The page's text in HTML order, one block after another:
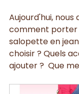
Aujourd'hui, nous
comment porter
salopette en
choisir ? Quels
ajouter ?  Que